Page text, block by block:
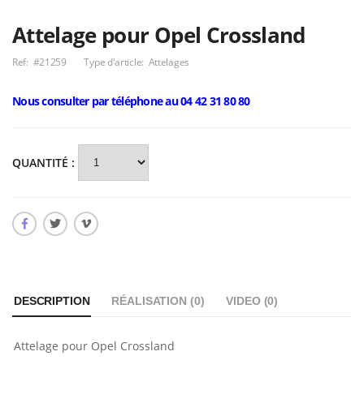
Utilitaire très
robuste en acier
magasin Humbaur
modèle 5901
Nous consulter
BC en total
Nous consulter
escamotable
Attelage pour Opel Crossland
Ref: #21259 Type d'article: Attelages
Nous consulter par téléphone au 04 42 31 80 80
QUANTITÉ :
DESCRIPTION RÉALISATION (0) VIDEO (0)
Attelage pour Opel Crossland